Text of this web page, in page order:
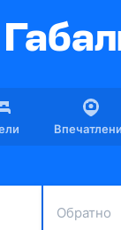
Обратно